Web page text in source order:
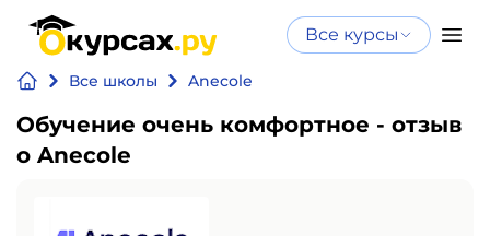
Все курсы
Все школы Anecole
Обучение очень комфортное - отзыв
о Anecole
Нейросеть
Программирование
Курсы по